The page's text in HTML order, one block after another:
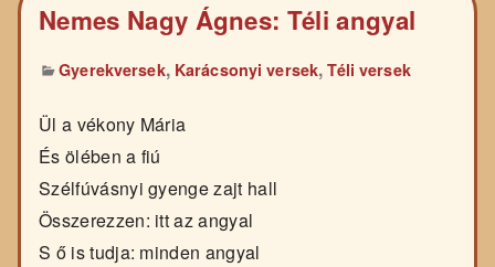
Nemes Nagy Ágnes: Téli angyal
Gyerekversek, Karácsonyi versek,Téli versek
Ül a vékony Mária
És ölében a fiú
Szélfúvásnyi gyenge zajt hall
Összerezzen: itt az angyal
S ő is tudja: minden angyal